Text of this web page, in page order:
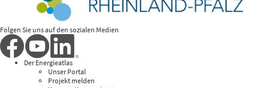
Folgen Sie uns auf den sozialen Medien
Der Energieatlas
Unser Portal
Projekt melden